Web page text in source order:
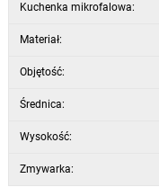
Kuchenka mikrofalowa:
Materiał:
Objętość:
Średnica:
Wysokość:
Zmywarka: